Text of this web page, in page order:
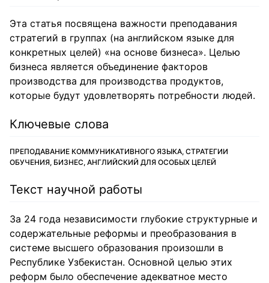
Эта статья посвящена важности преподавания
стратегий в группах (на английском языке для
конкретных целей) «на основе бизнеса». Целью
бизнеса является объединение факторов
производства для производства продуктов,
которые будут удовлетворять потребности людей.
Ключевые слова
ПРЕПОДАВАНИЕ КОММУНИКАТИВНОГО ЯЗЫКА, СТРАТЕГИИ
ОБУЧЕНИЯ, БИЗНЕС, АНГЛИЙСКИЙ ДЛЯ ОСОБЫХ ЦЕЛЕЙ
Текст научной работы
За 24 года независимости глубокие структурные и
содержательные реформы и преобразования в
системе высшего образования произошли в
Республике Узбекистан. Основной целью этих
реформ было обеспечение адекватное место